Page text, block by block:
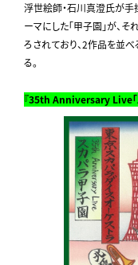
浮世絵師・石川真澄氏が手
ーマにした「甲子園」が、
ろされており、2作品を並
る。
『35th Anniversary Live「